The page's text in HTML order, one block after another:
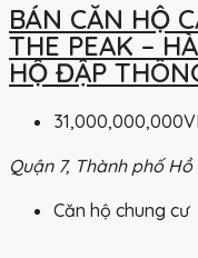
BÁN CĂN HỘ
THE PEAK –
HỘ ĐẬP
Quận 7, Thành phố
Căn hộ chung cư